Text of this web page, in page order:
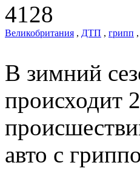
4128
Великобритания , ДТП , грипп ,
В зимний
происходит
авто с